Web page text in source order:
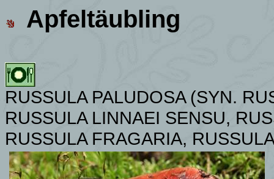
Apfeltäubling
RUSSULA PALUDOSA (SYN.
RUSSULA LINNAEI SENSU,
RUSSULA FRAGARIA,